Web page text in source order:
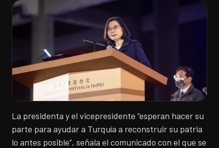
La presidenta y el vicepresidente “esperan hacer su
parte para ayudar a Turquía a reconstruir su patria
lo antes posible”, señala el comunicado con el que se